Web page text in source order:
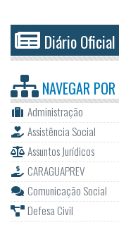
Diário Oficial
NAVEGAR POR
Administração
Assistência Social
Assuntos Jurídicos
CARAGUAPREV
Comunicação Social
Defesa Civil